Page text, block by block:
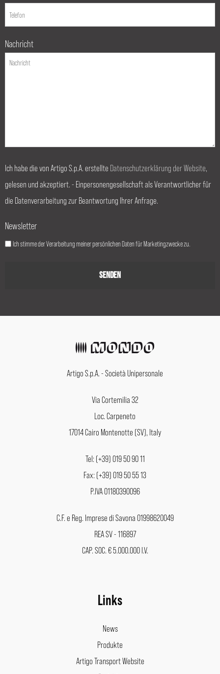
Nachricht
Ich habe die von Artigo S.p.A. erstellte Datenschutzerklärung der Website,
gelesen und akzeptiert. - Einpersonengesellschaft als Verantwortlicher für
die Datenverarbeitung zur Beantwortung Ihrer Anfrage.
Newsletter
Ich stimme der Verarbeitung meiner persönlichen Daten für Marketingzwecke zu.
Artigo S.p.A. - Società Unipersonale
Via Cortemilia 32
Loc. Carpeneto
17014 Cairo Montenotte (SV), Italy
Tel: (+39) 019 50 90 11
Fax: (+39) 019 50 55 13
P.IVA 01180390096
C.F. e Reg. Imprese di Savona 01998620049
REA SV - 116897
CAP. SOC. € 5.000.000 I.V.
Links
News
Produkte
Artigo Transport Website